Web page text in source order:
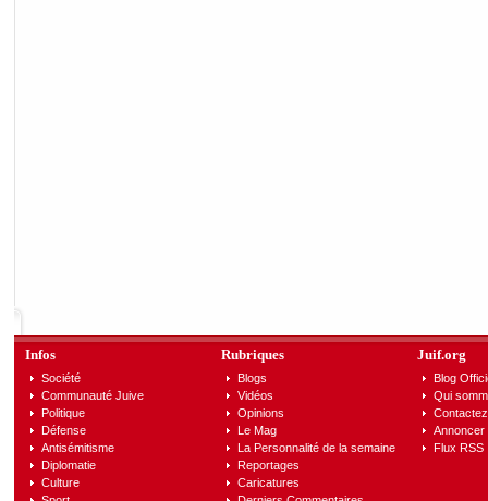
Infos
Société
Communauté Juive
Politique
Défense
Antisémitisme
Diplomatie
Culture
Rubriques
Blogs
Vidéos
Opinions
Le Mag
La Personnalité de la semaine
Reportages
Caricatures
Juif.org
Blog
Qui
Annoncer
Flux RSS